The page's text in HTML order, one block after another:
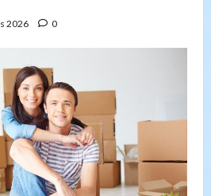
2026 0